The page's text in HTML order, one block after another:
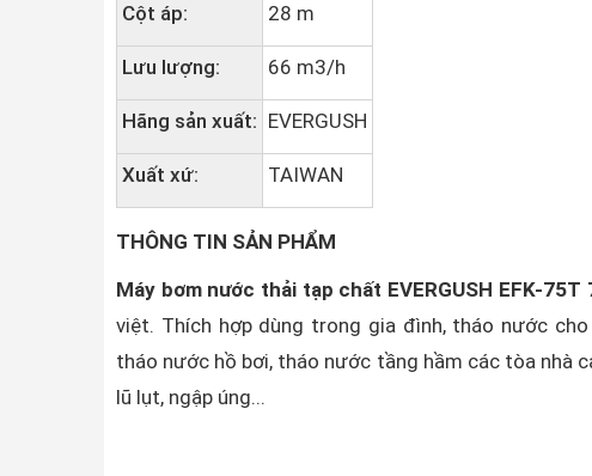
Cột áp: 28 m
Lưu lượng: 66 m3/h
Hãng sản xuất: EVERGUSH
Xuất xứ: TAIWAN
THÔNG TIN SẢN PHẨM
Máy bơm nước thải tạp chất EVERGUSH EFK-75T
việt. Thích hợp dùng trong gia đình, tháo nước
tháo nước hồ bơi, tháo nước tầng hầm các tòa nhà
lũ lụt, ngập úng...